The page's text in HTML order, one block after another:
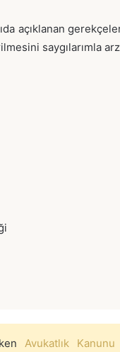
açıklanan
saygılarımla
Avukatlık Kanunu